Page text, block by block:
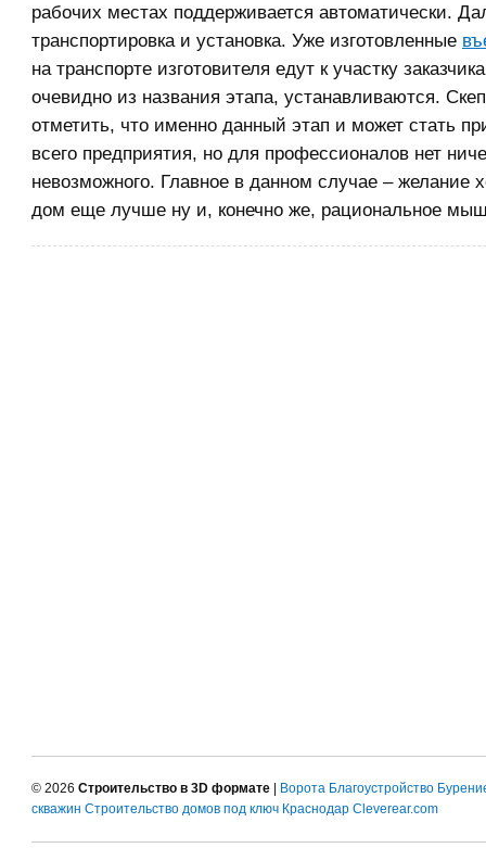
рабочих местах поддерживается автоматически.
транспортировка и установка. Уже изготовленные
на транспорте изготовителя едут к участку
очевидно из названия этапа, устанавливаются.
отметить, что именно данный этап и может стать
всего предприятия, но для профессионалов нет
невозможного. Главное в данном случае – желание
дом еще лучше ну и, конечно же, рациональное
© 2026 Строительство в 3D формате | Ворота Благоустройство
скважин Строительство домов под ключ Краснодар Cleverear.com